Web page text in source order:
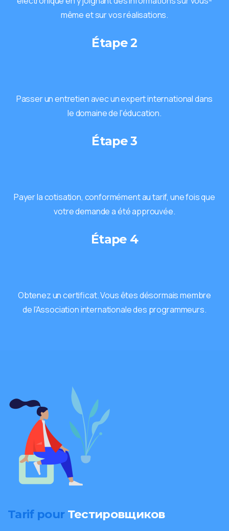
même et sur vos réalisations.
Étape 2
Passer un entretien avec un expert international dans
le domaine de l'éducation.
Étape 3
Payer la cotisation, conformément au tarif, une fois que
votre demande a été approuvée.
Étape 4
Obtenez un certificat. Vous êtes désormais membre
de l'Association internationale des programmeurs.
Tarif pour Тестировщиков